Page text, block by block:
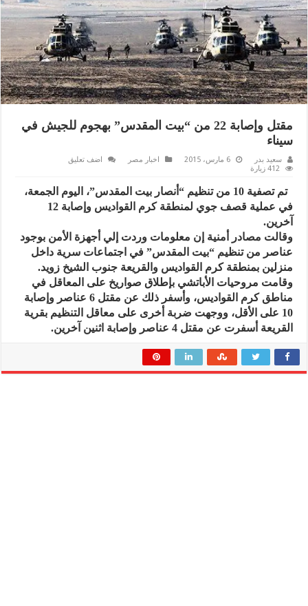
مقتل وإصابة 22 من “بيت المقدس” بهجوم للجيش في
سيناء
سعيد بدر 6 مارس، 2015 اخبار مصر
اضف تعليق
412 زيارة
تم تصفية 10 من تنظيم “أنصار بيت المقدس”، اليوم الجمعة،
في عملية قصف جوي لمنطقة كرم القواديس وإصابة 12
آخرين.
وقالت مصادر أمنية إن معلومات وردت إلي أجهزة الأمن بوجود
عناصر من تنظيم “بيت المقدس” في اجتماعات سرية داخل
منزلين بمنطقة كرم القواديس والقريعة جنوب الشيخ زويد.
وقامت مروحيات الأباتشي بإطلاق صواريخ على المعاقل في
مناطق كرم القواديس، وأسفر ذلك عن مقتل 6 عناصر وإصابة
10 على الأقل، ووجهت ضربة أخرى على معاقل التنظيم بقرية
القريعة أسفرت عن مقتل 4 عناصر وإصابة اثنين آخرين.